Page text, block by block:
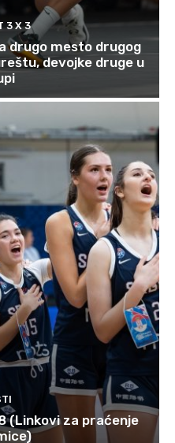
3 X 3
drugo mesto drugog
devojke druge u
(Linkovi za praćenje